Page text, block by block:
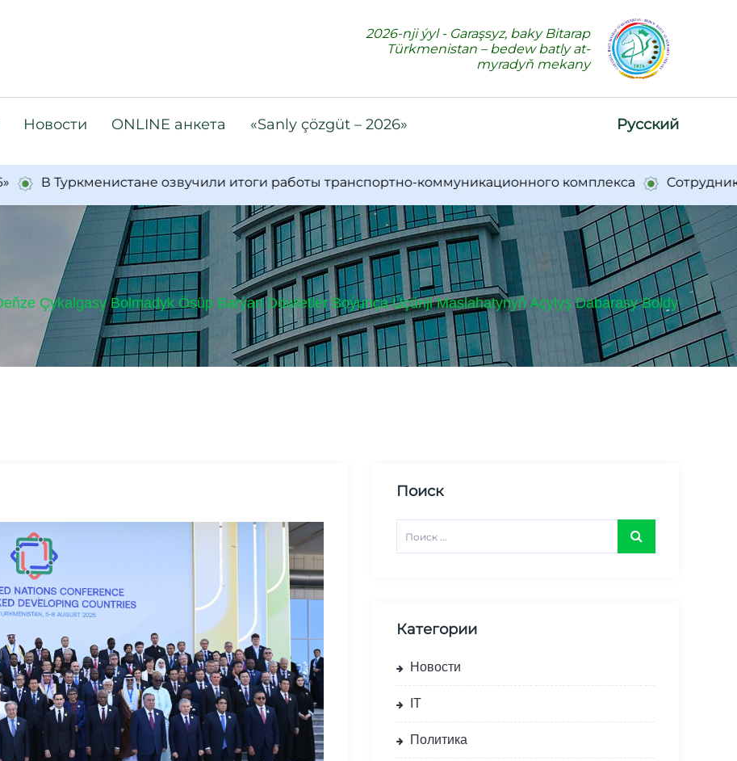
2026-nji ýyl - Garaşsyz, baky Bitarap
Türkmenistan – bedew batly at-
myradyň mekany
Новости ONLINE анкета «Sanly çözgüt – 2026» Русский
Туркменистане озвучили итоги работы транспортно-коммуникационного комплекса Сотрудники
Çykalgasy Bolmadyk Ösüp Barýan Döwletler Boýunça Üçünji Maslahatynyň Açylyş Dabarasy Boldy
Поиск
Категории
Новости
IT
Политика